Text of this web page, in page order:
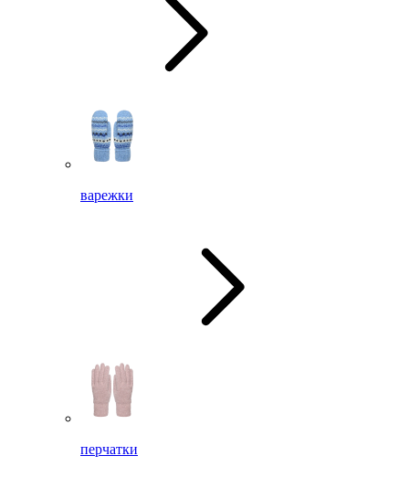
варежки
перчатки